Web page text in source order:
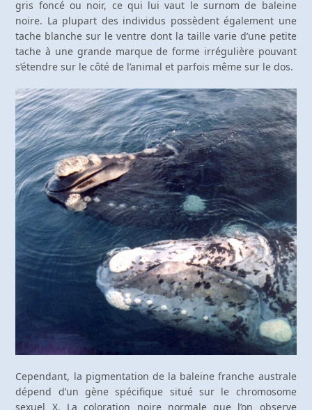
gris foncé ou noir, ce qui lui vaut le surnom de baleine
noire. La plupart des individus possèdent également une
tache blanche sur le ventre dont la taille varie d’une petite
tache à une grande marque de forme irrégulière pouvant
s’étendre sur le côté de l’animal et parfois même sur le dos.
Cependant, la pigmentation de la baleine franche australe
dépend d’un gène spécifique situé sur le chromosome
sexuel X. La coloration noire normale que l’on observe